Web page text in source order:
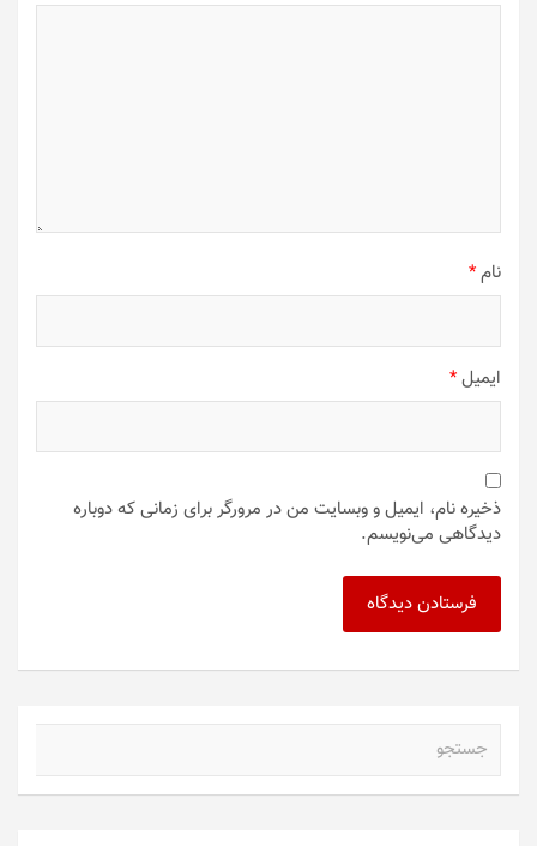
نام*
ایمیل*
ذخیره نام، ایمیل و وبسایت من در مرورگر برای زمانی که دوباره
دیدگاهی می‌نویسم.